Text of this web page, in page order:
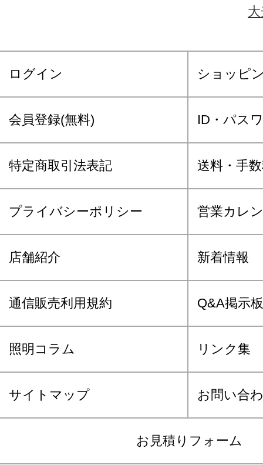
ログイン ショッピ
会員登録(無料) ID・パス
特定商取引法表記 送料・手
プライバシーポリシー 営業カレ
店舗紹介 新着情報
通信販売利用規約 Q&A掲示板
照明コラム リンク集
サイトマップ お問い合
お見積りフォーム